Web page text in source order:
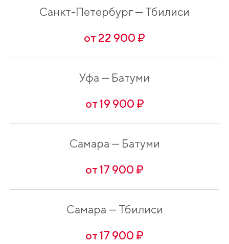
Санкт-Петербург — Тбилиси
от 22 900 ₽
Уфа — Батуми
от 19 900 ₽
Самара — Батуми
от 17 900 ₽
Самара — Тбилиси
от 17 900 ₽